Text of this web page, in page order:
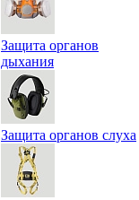
Защита органов
дыхания
Защита органов слуха